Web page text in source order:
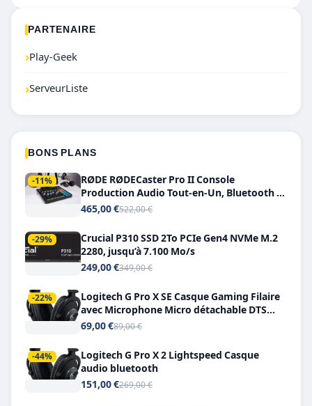
PARTENAIRE
›Play-Geek
›ServeurListe
BONS PLANS
-11%
RØDE RØDECaster Pro II Console
Production Audio Tout-en-Un, Bluetooth et
Double USB-C
465,00 €522,00 €
-29%
Crucial P310 SSD 2To PCIe Gen4 NVMe M.2
2280, jusqu’à 7.100 Mo/s
249,00 €349,00 €
-22%
Logitech G Pro X SE Casque Gaming Filaire
avec Microphone Micro détachable DTS
Headphone X 7.1
69,00 €89,00 €
-44%
Logitech G Pro X 2 Lightspeed Casque
audio bluetooth
151,00 €269,00 €